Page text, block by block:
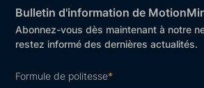
Bulletin d'information de
Abonnez-vous dès maintenant à notre
restez informé des dernières actualités.
Formule de politesse*